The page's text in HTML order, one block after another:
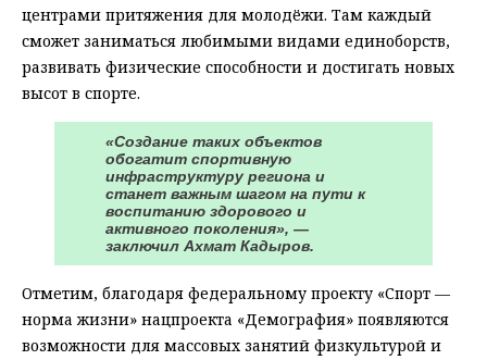
центрами притяжения для молодёжи. Там каждый
сможет заниматься любимыми видами единоборств,
развивать физические способности и достигать новых
высот в спорте.
«Создание таких объектов
обогатит спортивную
инфраструктуру региона и
станет важным шагом на пути к
воспитанию здорового и
активного поколения», —
заключил Ахмат Кадыров.
Отметим, благодаря федеральному проекту «Спорт —
норма жизни» нацпроекта «Демография» появляются
возможности для массовых занятий физкультурой и